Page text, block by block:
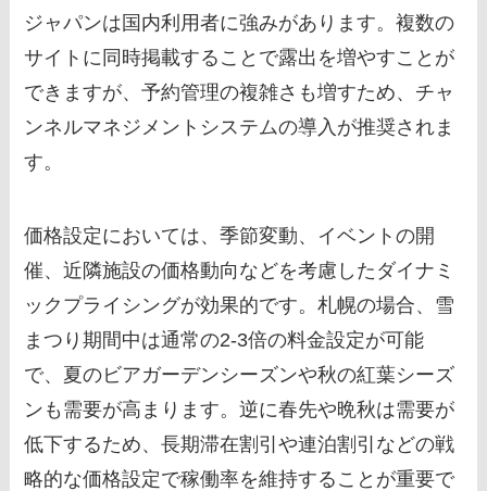
ジャパンは国内利用者に強みがあります。複数の
サイトに同時掲載することで露出を増やすことが
できますが、予約管理の複雑さも増すため、チャ
ンネルマネジメントシステムの導入が推奨されま
す。
価格設定においては、季節変動、イベントの開
催、近隣施設の価格動向などを考慮したダイナミ
ックプライシングが効果的です。札幌の場合、雪
まつり期間中は通常の2-3倍の料金設定が可能
で、夏のビアガーデンシーズンや秋の紅葉シーズ
ンも需要が高まります。逆に春先や晩秋は需要が
低下するため、長期滞在割引や連泊割引などの戦
略的な価格設定で稼働率を維持することが重要で